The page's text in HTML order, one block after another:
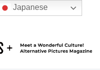
Japanese